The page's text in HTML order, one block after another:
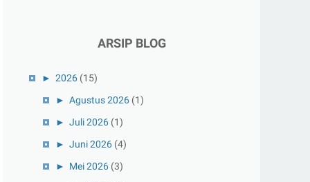
ARSIP BLOG
► 2026 (15)
► Agustus 2026 (1)
► Juli 2026 (1)
► Juni 2026 (4)
► Mei 2026 (3)